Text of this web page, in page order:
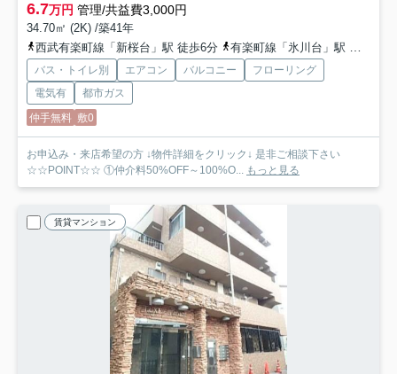
6.7万円 管理/共益費3,000円
34.70㎡ (2K) /築41年
西武有楽町線「新桜台」駅 徒歩6分
有楽町線「氷川台」駅 徒歩10分
バス・トイレ別 エアコン バルコニー
フローリング
電気有
都市ガス
仲手無料 敷0
お申込み・来店希望の方 ↓物件詳細をクリック↓ 是非ご相談下さい
☆☆POINT☆☆ ①仲介料50%OFF～100%O... もっと見る
賃貸マンション